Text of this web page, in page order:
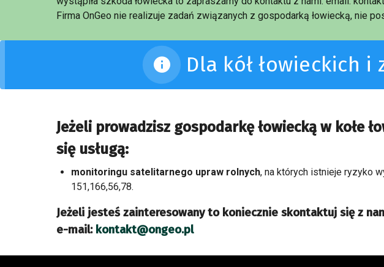
Firma OnGeo nie realizuje zadań związanych z gospodarką łowiecką, nie
Dla kół łowieckich i
Jeżeli prowadzisz gospodarkę łowiecką w kołe
się usługą:
monitoringu satelitarnego upraw rolnych, na których istnieje ryzyko
151,166,56,78.
Jeżeli jesteś zainteresowany to koniecznie skontaktuj się z
e-mail: kontakt@ongeo.pl